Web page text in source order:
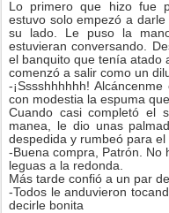
Lo primero que hizo fue
estuvo solo empezó a
su lado. Le puso la
estuvieran conversando.
el banquito que tenía atado
comenzó a salir como un
-¡Sssshhhhhh!
con modestia la espuma
Cuando casi completó el
manea, le dio unas
despedida y rumbeó para el
-Buena compra, Patrón. No
leguas a la redonda.
Más tarde confió a un par
-Todos le anduvieron
decirle bonita